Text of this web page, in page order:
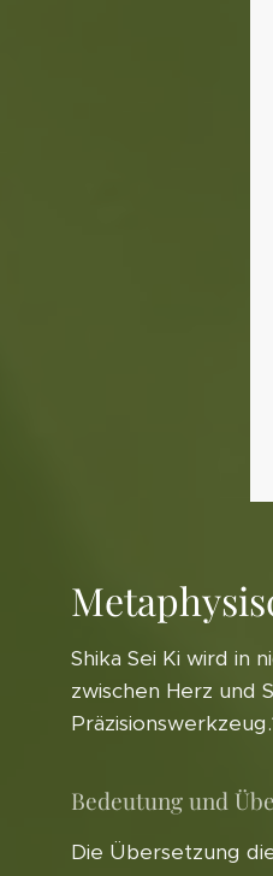
Shika Sei Ki wird in
zwischen Herz und
Bedeutung und
Die Übersetzung